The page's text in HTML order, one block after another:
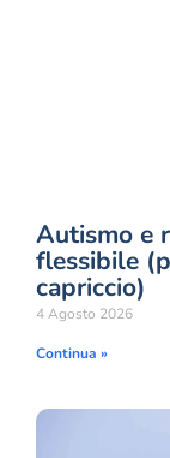
Autismo e
flessibile
capriccio)
4 Agosto 2026
Continua »